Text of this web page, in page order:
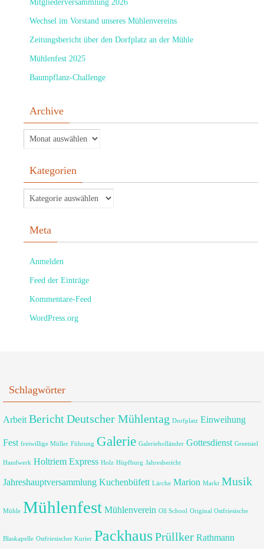
Mitgliederversammlung 2026
Wechsel im Vorstand unseres Mühlenvereins
Zeitungsbericht über den Dorfplatz an der Mühle
Mühlenfest 2025
Baumpflanz-Challenge
Archive
Kategorien
Meta
Anmelden
Feed der Einträge
Kommentare-Feed
WordPress.org
Schlagwörter
Arbeit Bericht Deutscher Mühlentag Dorfplatz Einweihung
Fest freiwillige Müller Führung Galerie Galerieholländer Gottesdienst Greetsiel
Handwerk Holtriem Express Holz Hüpfburg Jahresbericht
Jahreshauptversammlung Kuchenbüfett Lärche Marion Markt Musik
Mühle Mühlenfest Mühlenverein Oll School Original Ostfriesische
Blaskapelle Ostfriesischer Kurier PackhausPrüllker Rathmann